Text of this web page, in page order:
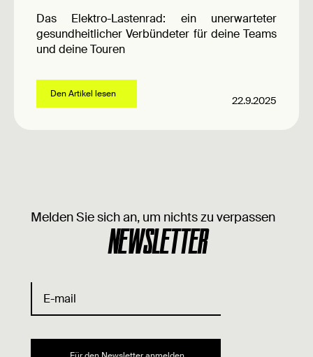
Das Elektro-Lastenrad: ein unerwarteter
gesundheitlicher Verbündeter für deine Teams
und deine Touren
Den Artikel lesen
22.9.2025
Melden Sie sich an, um nichts zu verpassen
NEWSLETTER